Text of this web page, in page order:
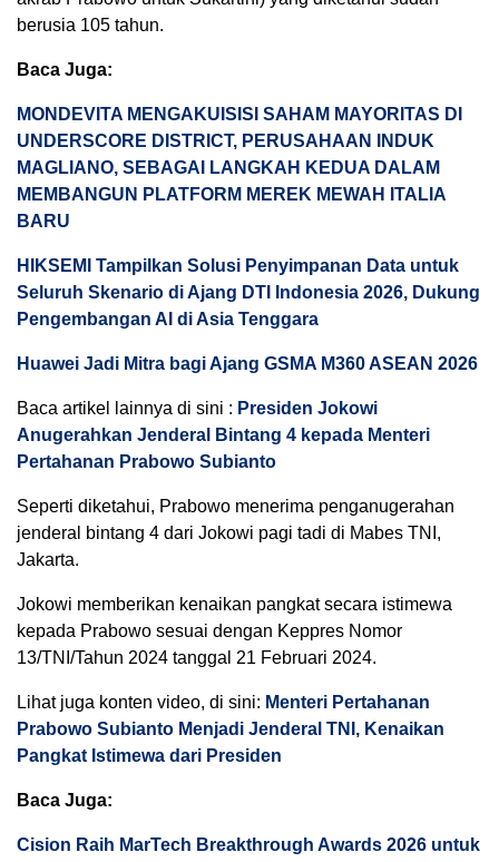
berusia 105 tahun.
Baca Juga:
MONDEVITA MENGAKUISISI SAHAM MAYORITAS DI
UNDERSCORE DISTRICT, PERUSAHAAN INDUK
MAGLIANO, SEBAGAI LANGKAH KEDUA DALAM
MEMBANGUN PLATFORM MEREK MEWAH ITALIA
BARU
HIKSEMI Tampilkan Solusi Penyimpanan Data untuk
Seluruh Skenario di Ajang DTI Indonesia 2026, Dukung
Pengembangan AI di Asia Tenggara
Huawei Jadi Mitra bagi Ajang GSMA M360 ASEAN 2026
Baca artikel lainnya di sini : Presiden Jokowi
Anugerahkan Jenderal Bintang 4 kepada Menteri
Pertahanan Prabowo Subianto
Seperti diketahui, Prabowo menerima penganugerahan
jenderal bintang 4 dari Jokowi pagi tadi di Mabes TNI,
Jakarta.
Jokowi memberikan kenaikan pangkat secara istimewa
kepada Prabowo sesuai dengan Keppres Nomor
13/TNI/Tahun 2024 tanggal 21 Februari 2024.
Lihat juga konten video, di sini: Menteri Pertahanan
Prabowo Subianto Menjadi Jenderal TNI, Kenaikan
Pangkat Istimewa dari Presiden
Baca Juga:
Cision Raih MarTech Breakthrough Awards 2026 untuk